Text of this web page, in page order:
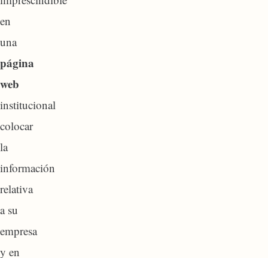
en
una
página
web
institucional
colocar
la
información
relativa
a su
empresa
y en